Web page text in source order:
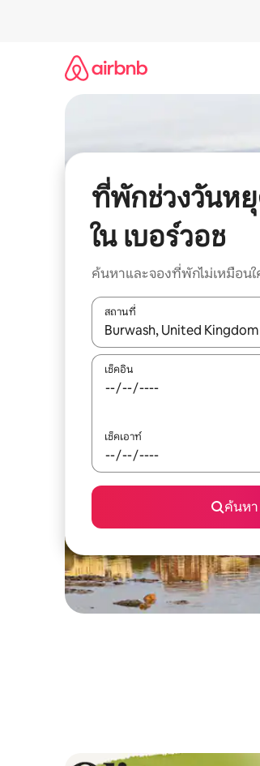
ที่พักช่วงวันห
ใน เบอร์วอช
ค้นหาและจองที่พักไม่เหมือนใ
สถานที่
ใช้ลูกศรขึ้นลง หรือใช้การสัมผั
เช็คอิน
เช็คเอาท์
ค้นหา